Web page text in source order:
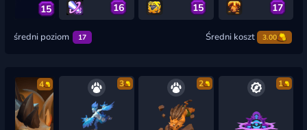
15 16 15 17
średni poziom 17 Średni koszt 3.00
4 3 2 1